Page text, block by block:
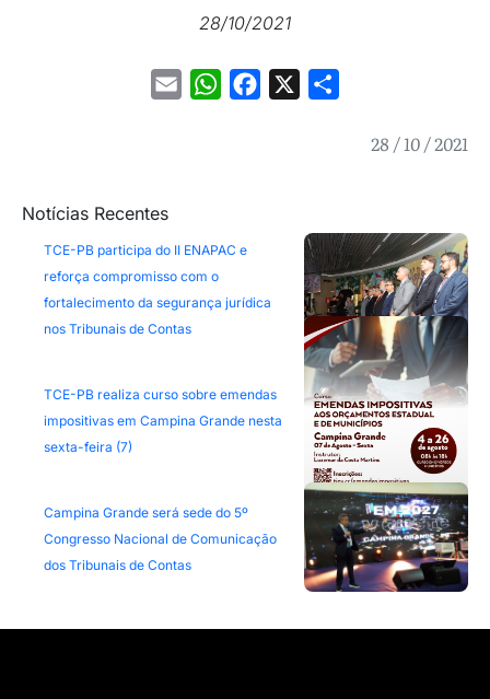
28/10/2021
Email WhatsAppFacebook
28 / 10 / 2021
Notícias Recentes
TCE-PB participa do II ENAPAC e
reforça compromisso com o
fortalecimento da segurança jurídica
nos Tribunais de Contas
TCE-PB realiza curso sobre emendas
impositivas em Campina Grande nesta
sexta-feira (7)
Campina Grande será sede do 5º
Congresso Nacional de Comunicação
dos Tribunais de Contas